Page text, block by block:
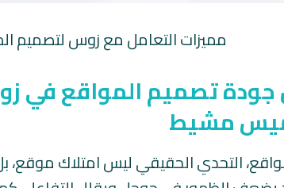
مميزات التعامل مع زوس
تصميم المواقع في
مشيط
التحدي الحقيقي ليس امتلاك موقع،